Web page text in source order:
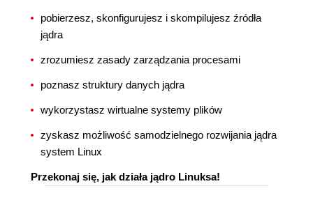
pobierzesz, skonfigurujesz i skompilujesz źródła
jądra
zrozumiesz zasady zarządzania procesami
poznasz struktury danych jądra
wykorzystasz wirtualne systemy plików
zyskasz możliwość samodzielnego rozwijania jądra
system Linux
Przekonaj się, jak działa jądro Linuksa!